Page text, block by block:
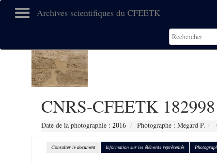
Archives scientifiques du CFEETK
CNRS-CFEETK 182998
Date de la photographie : 2016 Photographe : Megard P.
Consulter le document Information sur les éléments représentés